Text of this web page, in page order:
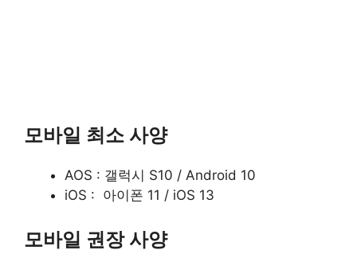
모바일 최소 사양
AOS : 갤럭시 S10 / Android 10
iOS : 아이폰 11 / iOS 13
모바일 권장 사양